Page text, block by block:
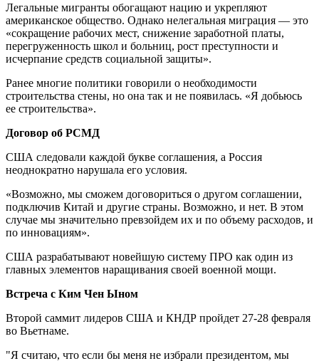
Легальные мигранты обогащают нацию и укрепляют
американское общество. Однако нелегальная миграция — это
«сокращение рабочих мест, снижение заработной платы,
перегруженность школ и больниц, рост преступности и
исчерпание средств социальной защиты».
Ранее многие политики говорили о необходимости
строительства стены, но она так и не появилась. «Я добьюсь
ее строительства».
Договор об РСМД
США следовали каждой букве соглашения, а Россия
неоднократно нарушала его условия.
«Возможно, мы сможем договориться о другом соглашении,
подключив Китай и другие страны. Возможно, и нет. В этом
случае мы значительно превзойдем их и по объему расходов, и
по инновациям».
США разрабатывают новейшую систему ПРО как один из
главных элементов наращивания своей военной мощи.
Встреча с Ким Чен Ыном
Второй саммит лидеров США и КНДР пройдет 27-28 февраля
во Вьетнаме.
"Я считаю, что если бы меня не избрали президентом, мы